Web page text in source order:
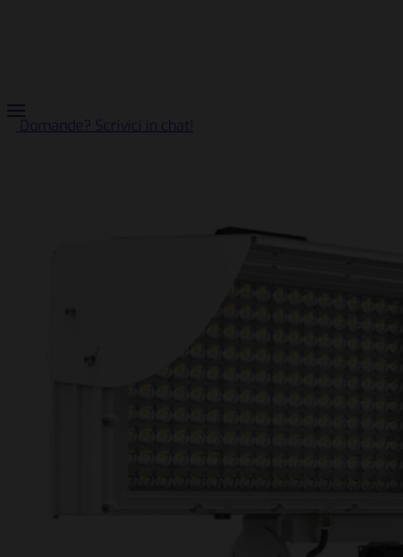
Domande? Scrivici in chat!